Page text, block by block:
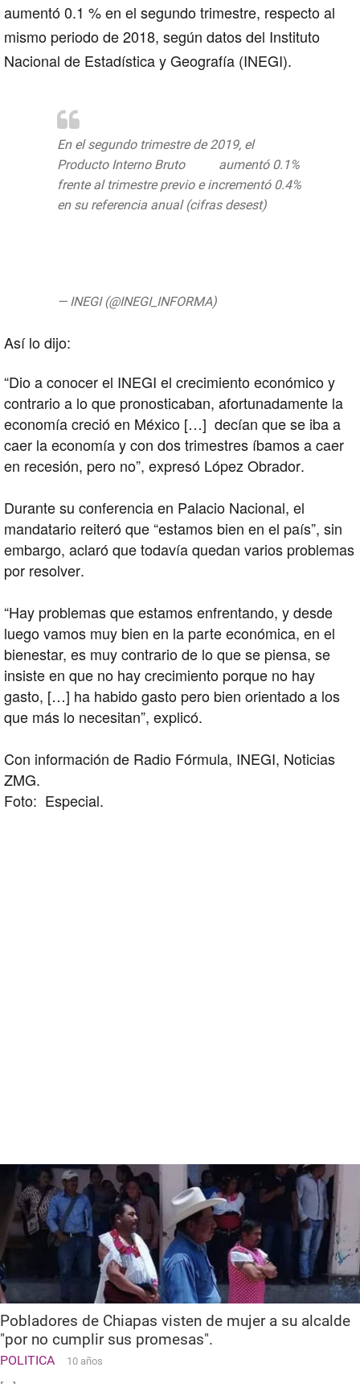
aumentó 0.1 % en el segundo trimestre, respecto al
mismo periodo de 2018, según datos del Instituto
Nacional de Estadística y Geografía (INEGI).
En el segundo trimestre de 2019, el
Producto Interno Bruto
aumentó 0.1%
frente al trimestre previo e incrementó 0.4%
en su referencia anual (cifras desest)
— INEGI (@INEGI_INFORMA)
Así lo dijo:
“Dio a conocer el INEGI el crecimiento económico y
contrario a lo que pronosticaban, afortunadamente la
economía creció en México […] decían que se iba a
caer la economía y con dos trimestres íbamos a caer
en recesión, pero no”, expresó López Obrador.
Durante su conferencia en Palacio Nacional, el
mandatario reiteró que “estamos bien en el país”, sin
embargo, aclaró que todavía quedan varios problemas
por resolver.
“Hay problemas que estamos enfrentando, y desde
luego vamos muy bien en la parte económica, en el
bienestar, es muy contrario de lo que se piensa, se
insiste en que no hay crecimiento porque no hay
gasto, […] ha habido gasto pero bien orientado a los
que más lo necesitan”, explicó.
Con información de Radio Fórmula, INEGI, Noticias
ZMG.
Foto: Especial.
Pobladores de Chiapas visten de mujer a su alcalde
"por no cumplir sus promesas".
POLITICA 10 años